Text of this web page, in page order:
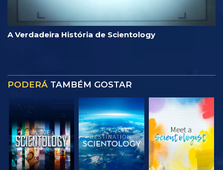
A Verdadeira História de Scientology
PODERÁ TAMBÉM GOSTAR